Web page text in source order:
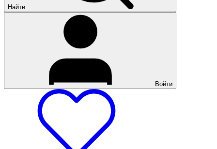
Найти
Войти